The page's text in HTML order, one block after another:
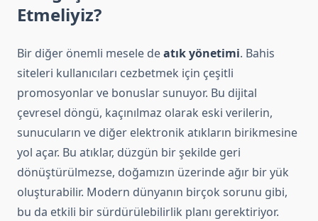
Etmeliyiz?
Bir diğer önemli mesele deatık yönetimi. Bahis
siteleri kullanıcıları cezbetmek için çeşitli
promosyonlar ve bonuslar sunuyor. Bu dijital
çevresel döngü, kaçınılmaz olarak eski verilerin,
sunucuların ve diğer elektronik atıkların birikmesine
yol açar. Bu atıklar, düzgün bir şekilde geri
dönüştürülmezse, doğamızın üzerinde ağır bir yük
oluşturabilir. Modern dünyanın birçok sorunu gibi,
bu da etkili bir sürdürülebilirlik planı gerektiriyor.